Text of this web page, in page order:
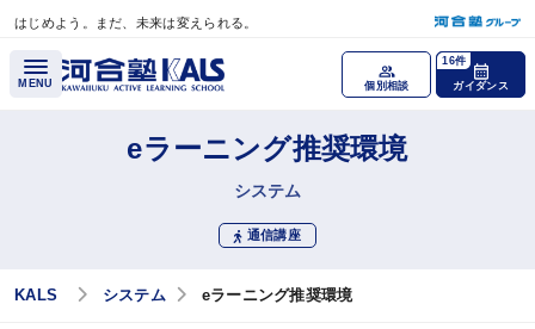
はじめよう。まだ、未来は変えられる。
メインコンテンツへスキップ
MENU 個別相談 ガイダンス
16件
医学部学士編入 対策講座
公認心理師・臨床心理士大学院 入試対策講座
eラーニング推奨環境
システム
通信講座
KALS システム eラーニング推奨環境